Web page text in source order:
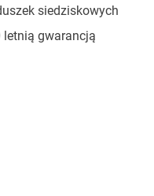
siedziskowych
letnią gwarancją